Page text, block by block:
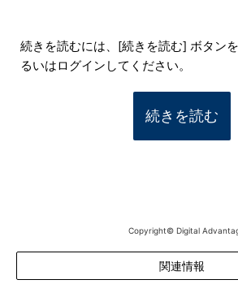
続きを読むには、[続きを読む] ボタン
るいはログインしてください。
続きを読む
Copyright© Digital
関連情報